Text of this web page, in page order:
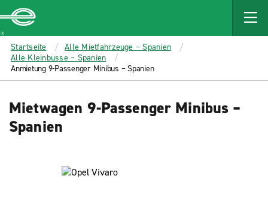
MAIN
CONTENT
Enterprise
Startseite
Alle Mietfahrzeuge – Spanien
Alle Kleinbusse – Spanien
Anmietung 9-Passenger Minibus – Spanien
Mietwagen 9-Passenger Minibus –
Spanien